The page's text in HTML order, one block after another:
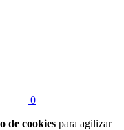
0
de cookies para agilizar